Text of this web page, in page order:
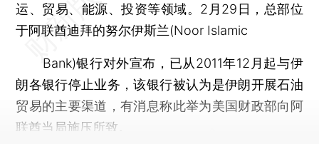
运、贸易、能源、投资等领域。2月29日，总部位
于阿联酋迪拜的努尔伊斯兰(Noor Islamic
Bank)银行对外宣布，已从2011年12月起与伊
朗各银行停止业务，该银行被认为是伊朗开展石油
贸易的主要渠道，有消息称此举为美国财政部向阿
联酋当局施压所致。